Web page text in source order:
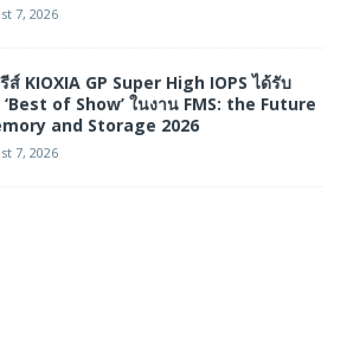
7, 2026
ส์ KIOXIA GP Super High IOPS ได้รับ
‘Best of Show’ ในงาน FMS: the Future
and Storage 2026
7, 2026